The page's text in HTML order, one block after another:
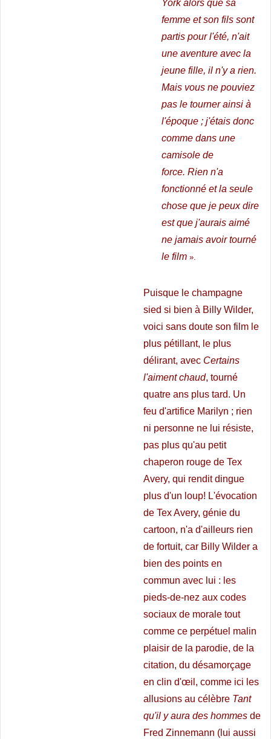
York alors que sa
femme et son fils sont
partis pour l'été, n'ait
une aventure avec la
jeune fille, il n'y a rien.
Mais vous ne pouviez
pas le tourner ainsi à
l'époque ; j'étais donc
comme dans une
camisole de
force. Rien n'a
fonctionné et la seule
chose que je peux dire
est que j'aurais aimé
ne jamais avoir tourné
le film ».
Puisque le champagne
sied si bien à Billy Wilder,
voici sans doute son film le
plus pétillant, le plus
délirant, avec Certains
l'aiment chaud, tourné
quatre ans plus tard. Un
feu d'artifice Marilyn ; rien
ni personne ne lui résiste,
pas plus qu'au petit
chaperon rouge de Tex
Avery, qui rendit dingue
plus d'un loup! L'évocation
de Tex Avery, génie du
cartoon, n'a d'ailleurs rien
de fortuit, car Billy Wilder a
bien des points en
commun avec lui : les
pieds-de-nez aux codes
sociaux de morale tout
comme ce perpétuel malin
plaisir de la parodie, de la
citation, du désamorçage
en clin d'œil, comme ici les
allusions au célèbre Tant
qu'il y aura des hommes de
Fred Zinnemann (lui aussi